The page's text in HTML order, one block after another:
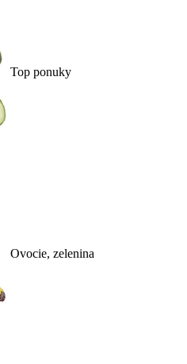
Top ponuky
Ovocie, zelenina